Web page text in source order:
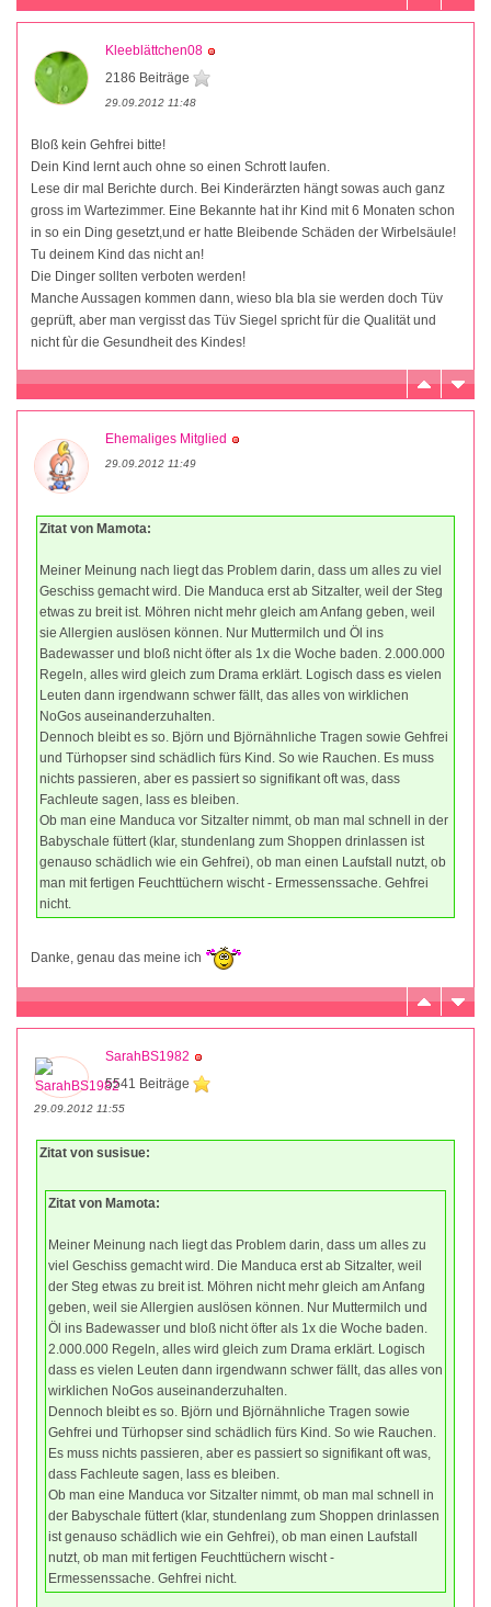
Kleeblättchen08
2186 Beiträge
29.09.2012 11:48
Bloß kein Gehfrei bitte!
Dein Kind lernt auch ohne so einen Schrott laufen.
Lese dir mal Berichte durch. Bei Kinderärzten hängt sowas auch ganz
gross im Wartezimmer. Eine Bekannte hat ihr Kind mit 6 Monaten schon
in so ein Ding gesetzt,und er hatte Bleibende Schäden der Wirbelsäule!
Tu deinem Kind das nicht an!
Die Dinger sollten verboten werden!
Manche Aussagen kommen dann, wieso bla bla sie werden doch Tüv
geprüft, aber man vergisst das Tüv Siegel spricht für die Qualität und
nicht fùr die Gesundheit des Kindes!
Ehemaliges Mitglied
29.09.2012 11:49
Zitat von Mamota:
Meiner Meinung nach liegt das Problem darin, dass um alles zu viel
Geschiss gemacht wird. Die Manduca erst ab Sitzalter, weil der Steg
etwas zu breit ist. Möhren nicht mehr gleich am Anfang geben, weil
sie Allergien auslösen können. Nur Muttermilch und Öl ins
Badewasser und bloß nicht öfter als 1x die Woche baden. 2.000.000
Regeln, alles wird gleich zum Drama erklärt. Logisch dass es vielen
Leuten dann irgendwann schwer fällt, das alles von wirklichen
NoGos auseinanderzuhalten.
Dennoch bleibt es so. Björn und Björnähnliche Tragen sowie Gehfrei
und Türhopser sind schädlich fürs Kind. So wie Rauchen. Es muss
nichts passieren, aber es passiert so signifikant oft was, dass
Fachleute sagen, lass es bleiben.
Ob man eine Manduca vor Sitzalter nimmt, ob man mal schnell in der
Babyschale füttert (klar, stundenlang zum Shoppen drinlassen ist
genauso schädlich wie ein Gehfrei), ob man einen Laufstall nutzt, ob
man mit fertigen Feuchttüchern wischt - Ermessenssache. Gehfrei
nicht.
Danke, genau das meine ich
SarahBS1982
5541 Beiträge
29.09.2012 11:55
Zitat von susisue:
Zitat von Mamota:
Meiner Meinung nach liegt das Problem darin, dass um alles zu
viel Geschiss gemacht wird. Die Manduca erst ab Sitzalter, weil
der Steg etwas zu breit ist. Möhren nicht mehr gleich am Anfang
geben, weil sie Allergien auslösen können. Nur Muttermilch und
Öl ins Badewasser und bloß nicht öfter als 1x die Woche baden.
2.000.000 Regeln, alles wird gleich zum Drama erklärt. Logisch
dass es vielen Leuten dann irgendwann schwer fällt, das alles von
wirklichen NoGos auseinanderzuhalten.
Dennoch bleibt es so. Björn und Björnähnliche Tragen sowie
Gehfrei und Türhopser sind schädlich fürs Kind. So wie Rauchen.
Es muss nichts passieren, aber es passiert so signifikant oft was,
dass Fachleute sagen, lass es bleiben.
Ob man eine Manduca vor Sitzalter nimmt, ob man mal schnell in
der Babyschale füttert (klar, stundenlang zum Shoppen drinlassen
ist genauso schädlich wie ein Gehfrei), ob man einen Laufstall
nutzt, ob man mit fertigen Feuchttüchern wischt -
Ermessenssache. Gehfrei nicht.